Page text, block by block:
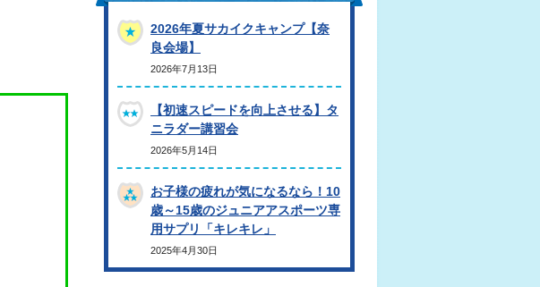
2026年夏サカイクキャンプ【奈
良会場】
2026年7月13日
【初速スピードを向上させる】タ
ニラダー講習会
2026年5月14日
お子様の疲れが気になるなら！10
歳～15歳のジュニアアスポーツ専
用サプリ「キレキレ」
2025年4月30日